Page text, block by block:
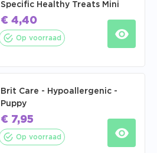
Specific Healthy Treats Mini
€ 4,40
Op voorraad
Brit Care - Hypoallergenic -
Puppy
€ 7,95
Op voorraad